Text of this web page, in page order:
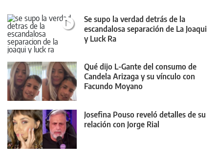
Se supo la verdad detrás de la
escandalosa separación de La Joaqui
y Luck Ra
Qué dijo L-Gante del consumo de
Candela Arizaga y su vínculo con
Facundo Moyano
Josefina Pouso reveló detalles de su
relación con Jorge Rial